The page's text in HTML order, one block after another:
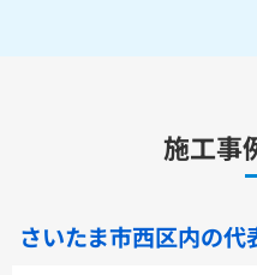
TLN32TEFRZ
TLC32ERZ
LF-
施工事
さいたま市西区内の代